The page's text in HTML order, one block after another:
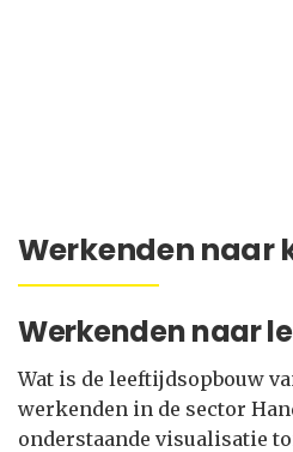
Werkenden naar
Werkenden naar
Wat is de leeftijdsopbouw
werkenden in de sector
onderstaande visualisatie